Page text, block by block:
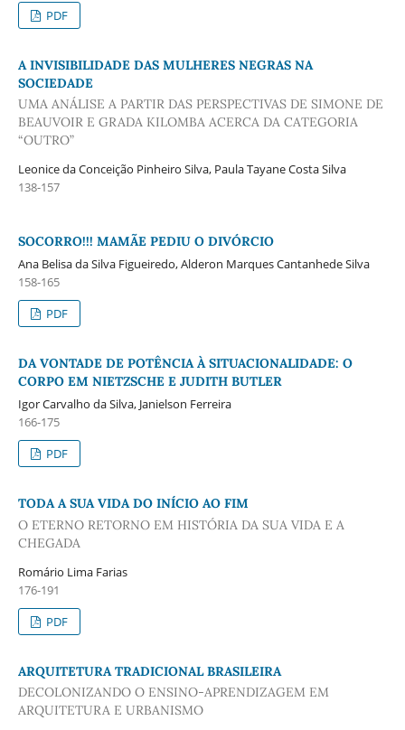
PDF
A INVISIBILIDADE DAS MULHERES NEGRAS NA
SOCIEDADE
UMA ANÁLISE A PARTIR DAS PERSPECTIVAS DE SIMONE DE
BEAUVOIR E GRADA KILOMBA ACERCA DA CATEGORIA
“OUTRO”
Leonice da Conceição Pinheiro Silva, Paula Tayane Costa Silva
138-157
SOCORRO!!! MAMÃE PEDIU O DIVÓRCIO
Ana Belisa da Silva Figueiredo, Alderon Marques Cantanhede Silva
158-165
PDF
DA VONTADE DE POTÊNCIA À SITUACIONALIDADE: O
CORPO EM NIETZSCHE E JUDITH BUTLER
Igor Carvalho da Silva, Janielson Ferreira
166-175
PDF
TODA A SUA VIDA DO INÍCIO AO FIM
O ETERNO RETORNO EM HISTÓRIA DA SUA VIDA E A
CHEGADA
Romário Lima Farias
176-191
PDF
ARQUITETURA TRADICIONAL BRASILEIRA
DECOLONIZANDO O ENSINO-APRENDIZAGEM EM
ARQUITETURA E URBANISMO